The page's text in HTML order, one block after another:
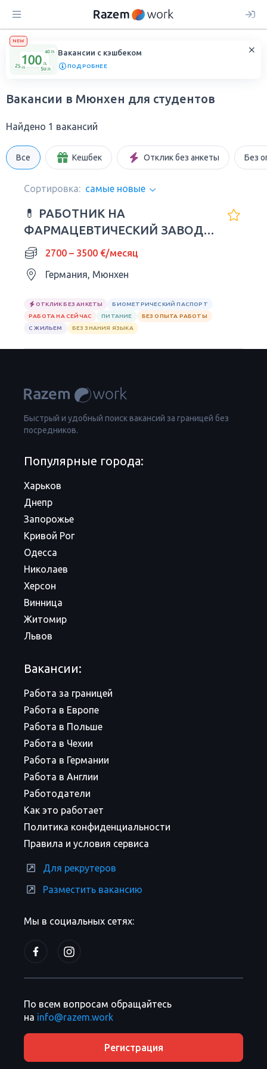
NEW
Вакансии с кэшбеком
ПОДРОБНЕЕ
Вакансии в Мюнхен для студентов
Найдено 1 вакансий
Все Кешбек Отклик без анкеты Без
Сортировка: самые новые
💊 РАБОТНИК НА
ФАРМАЦЕВТИЧЕСКИЙ ЗАВОД В
ГЕРМАНИИ
2700 – 3500 €/месяц
Германия, Мюнхен
ОТКЛИК БЕЗ АНКЕТЫ
БИОМЕТРИЧЕСКИЙ ПАСПОРТ
РАБОТА НА СЕЙЧАС
ПИТАНИЕ
БЕЗ ОПЫТА РАБОТЫ
С ЖИЛЬЕМ
БЕЗ ЗНАНИЯ ЯЗЫКА
Быстрый и удобный поиск вакансий за границей без
посредников.
Мы в социальных сетях:
Популярные города:
Харьков
Днепр
Запорожье
Кривой Рог
Одесса
Николаев
Херсон
Винница
Житомир
Львов
Вакансии:
Работа за границей
Работа в Европе
Работа в Польше
Работа в Чехии
Работа в Германии
Работа в Англии
Работодатели
Как это работает
Политика конфиденциальности
Правила и условия сервиса
Для рекрутеров
Разместить вакансию
По всем вопросам обращайтесь
на info@razem.work
Регистрация